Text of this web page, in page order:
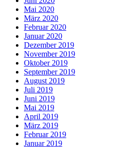
Mai 2020
März 2020
Februar 2020
Januar 2020
Dezember 2019
November 2019
Oktober 2019
September 2019
August 2019
Juli 2019
Juni 2019
Mai 2019
April 2019
März 2019
Februar 2019
Januar 2019